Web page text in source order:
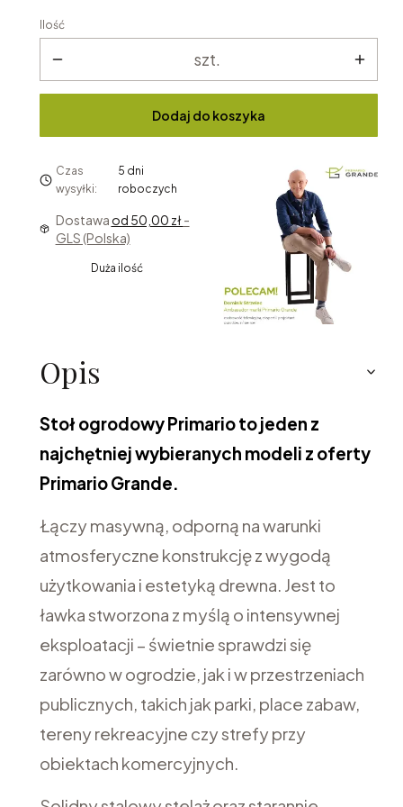
Ilość
szt.
Dodaj do koszyka
Czas
wysyłki:
5 dni
roboczych
Dostawa od 50,00 zł-
GLS (Polska)
Duża ilość
Opis
Stoł ogrodowy Primario to jeden z
najchętniej wybieranych modeli z oferty
Primario Grande.
Łączy masywną, odporną na warunki
atmosferyczne konstrukcję z wygodą
użytkowania i estetyką drewna. Jest to
ławka stworzona z myślą o intensywnej
eksploatacji – świetnie sprawdzi się
zarówno w ogrodzie, jak i w przestrzeniach
publicznych, takich jak parki, place zabaw,
tereny rekreacyjne czy strefy przy
obiektach komercyjnych.